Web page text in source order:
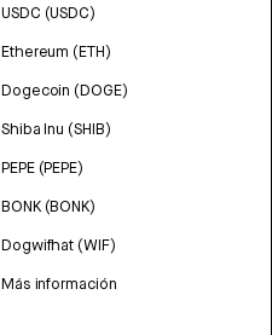
USDC (USDC)
Ethereum (ETH)
Dogecoin (DOGE)
Shiba Inu (SHIB)
PEPE (PEPE)
BONK (BONK)
Dogwifhat (WIF)
Más información